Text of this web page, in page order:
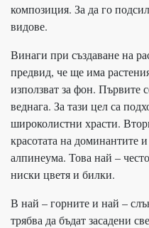
композиция. За да го
видове.
Винаги при създаване на
предвид, че ще има
използват за фон. Първите
веднага. За тази цел са
широколистни храсти.
красотата на доминантите
алпинеума. Това най –
ниски цветя и билки.
В най – горните и най –
трябва да бъдат засадени